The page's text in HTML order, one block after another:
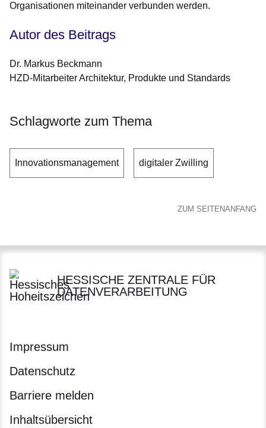
Organisationen miteinander verbunden werden.
Autor des Beitrags
Dr. Markus Beckmann
HZD-Mitarbeiter Architektur, Produkte und Standards
Schlagworte zum Thema
Innovationsmanagement digitaler Zwilling
ZUM SEITENANFANG
HESSISCHE ZENTRALE FÜR
DATENVERARBEITUNG
Impressum
Datenschutz
Barriere melden
Inhaltsübersicht